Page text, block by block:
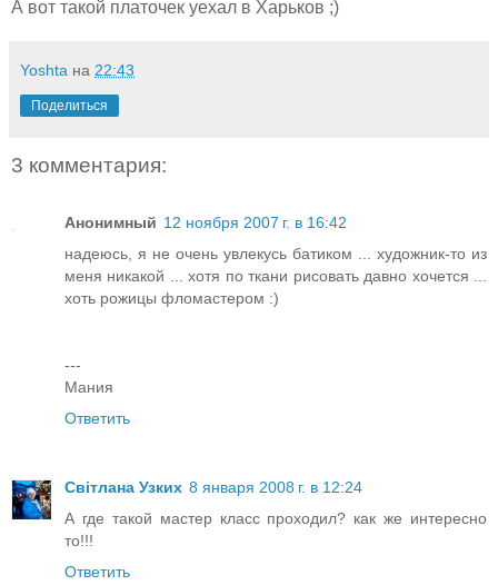
А вот такой платочек уехал в Харьков ;)
Yoshta на 22:43
Поделиться
3 комментария:
Анонимный 12 ноября 2007 г. в 16:42
надеюсь, я не очень увлекусь батиком ... художник-то из
меня никакой ... хотя по ткани рисовать давно хочется ...
хоть рожицы фломастером :)
---
Мания
Ответить
Світлана Узких 8 января 2008 г. в 12:24
А где такой мастер класс проходил? как же интересно
то!!!
Ответить